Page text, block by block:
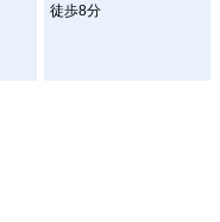
徒歩8分